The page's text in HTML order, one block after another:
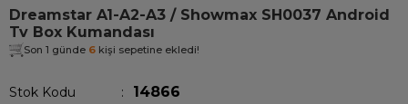
Dreamstar A1-A2-A3 / Showmax SH0037 Android
Tv Box Kumandası
Son 1 günde 6 kişi sepetine ekledi!
Stok Kodu 14866